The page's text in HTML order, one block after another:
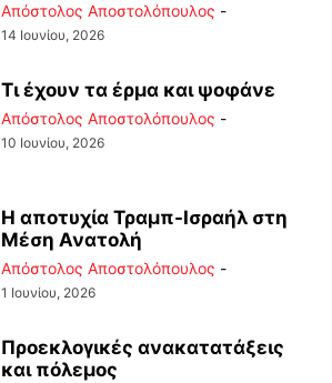
Απόστολος Αποστολόπουλος -
14 Ιουνίου, 2026
Τι έχουν τα έρμα και ψοφάνε
Απόστολος Αποστολόπουλος -
10 Ιουνίου, 2026
Η αποτυχία Τραμπ-Ισραήλ στη
Μέση Ανατολή
Απόστολος Αποστολόπουλος -
1 Ιουνίου, 2026
Προεκλογικές ανακατατάξεις
και πόλεμος